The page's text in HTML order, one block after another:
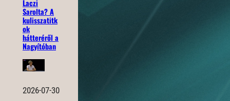
Laczi
Sarolta? A
kulisszatitk
ok
hátteréről a
Nagyítóban
2026-07-30